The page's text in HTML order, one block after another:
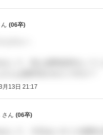
(06卒)
まして。私も資料請求をし
月13日 21:17
さん (06卒)
まして。今日はいやくの資料